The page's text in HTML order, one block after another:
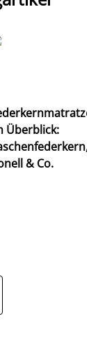
Überblick:
& Co.